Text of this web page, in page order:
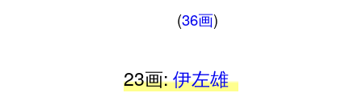
(36画)
23画:伊左雄